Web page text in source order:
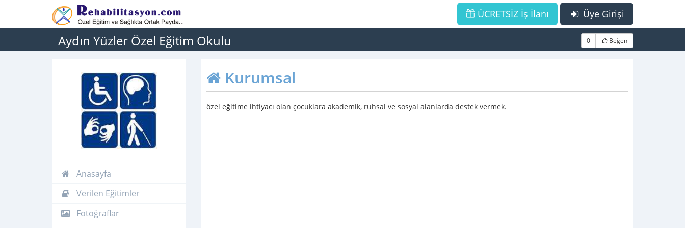
Üye Girişi
ÜCRETSİZ İş İlanı
Aydın Yüzler Özel Eğitim Okulu 0 Beğen
Anasayfa
Verilen Eğitimler
Fotoğraflar
Kurumsal
özel eğitime ihtiyacı olan çocuklara akademik, ruhsal ve sosyal alanlarda destek vermek.